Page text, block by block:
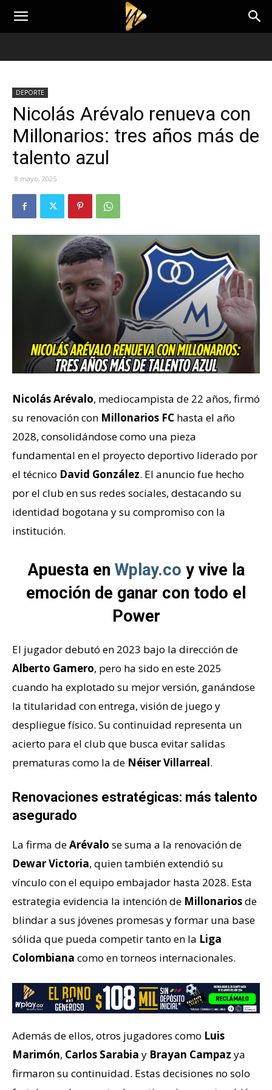
DEPORTE
Nicolás Arévalo renueva con
Millonarios: tres años más de
talento azul
8 mayo, 2025
Nicolás Arévalo, mediocampista de 22 años, firmó
su renovación con Millonarios FC hasta el año
2028, consolidándose como una pieza
fundamental en el proyecto deportivo liderado por
el técnico David González. El anuncio fue hecho
por el club en sus redes sociales, destacando su
identidad bogotana y su compromiso con la
institución.
Apuesta en Wplay.co y vive la
emoción de ganar con todo el
Power
El jugador debutó en 2023 bajo la dirección de
Alberto Gamero, pero ha sido en este 2025
cuando ha explotado su mejor versión, ganándose
la titularidad con entrega, visión de juego y
despliegue físico. Su continuidad representa un
acierto para el club que busca evitar salidas
prematuras como la de Néiser Villarreal.
Renovaciones estratégicas: más talento
asegurado
La firma deArévalo se suma a la renovación de
Dewar Victoria, quien también extendió su
vínculo con el equipo embajador hasta 2028. Esta
estrategia evidencia la intención de Millonariosde
blindar a sus jóvenes promesas y formar una base
sólida que pueda competir tanto en la Liga
Colombiana como en torneos internacionales.
Además de ellos, otros jugadores como Luis
Marimón, Carlos Sarabia y Brayan Campaz ya
firmaron su continuidad. Estas decisiones no solo